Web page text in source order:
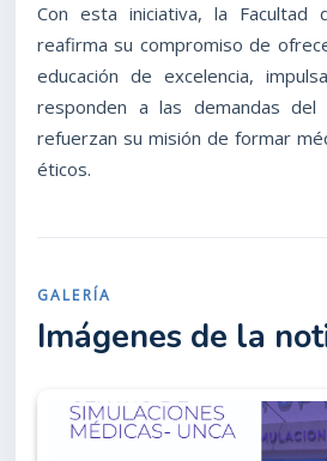
Con esta iniciativa, la Facultad
reafirma su compromiso de
educación de excelencia,
responden a las demandas del
refuerzan su misión de formar
éticos.
GALERÍA
Imágenes de la